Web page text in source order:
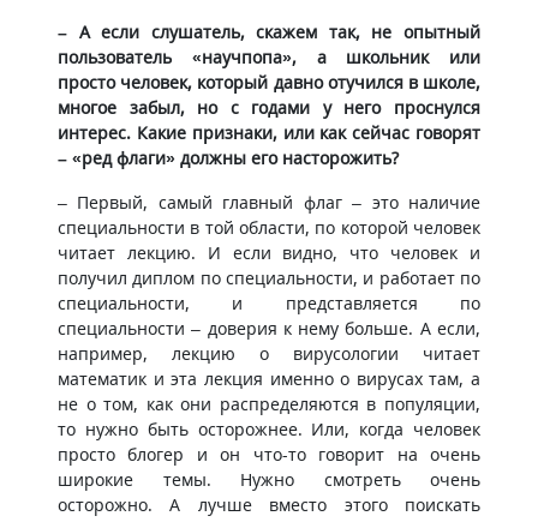
– А если слушатель, скажем так, не опытный
пользователь «научпопа», а школьник или
просто человек, который давно отучился в школе,
многое забыл, но с годами у него проснулся
интерес. Какие признаки, или как сейчас говорят
– «ред флаги» должны его насторожить?
– Первый, самый главный флаг – это наличие
специальности в той области, по которой человек
читает лекцию. И если видно, что человек и
получил диплом по специальности, и работает по
специальности, и представляется по
специальности – доверия к нему больше. А если,
например, лекцию о вирусологии читает
математик и эта лекция именно о вирусах там, а
не о том, как они распределяются в популяции,
то нужно быть осторожнее. Или, когда человек
просто блогер и он что-то говорит на очень
широкие темы. Нужно смотреть очень
осторожно. А лучше вместо этого поискать